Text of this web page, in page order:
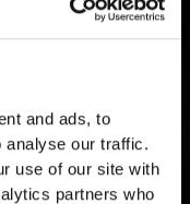
and ads, to
analyse our traffic.
use of our site with
partners who